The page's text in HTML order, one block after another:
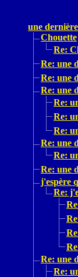
une
Chouette
Re:
Re: une
Re: une
Re: une
Re:
Re:
Re:
Re: une
Re:
Re: une
j'espère
Re:
Re: une
Re: